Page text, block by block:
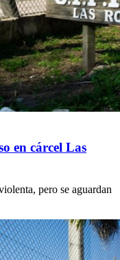
en cárcel Las
pero se aguardan